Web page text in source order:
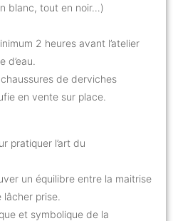
blanc, tout en noir…)
2 heures avant l’atelier
d’eau.
de derviches
en vente sur place.
pratiquer l’art du
un équilibre entre la maitrise
lâcher prise.
et symbolique de la